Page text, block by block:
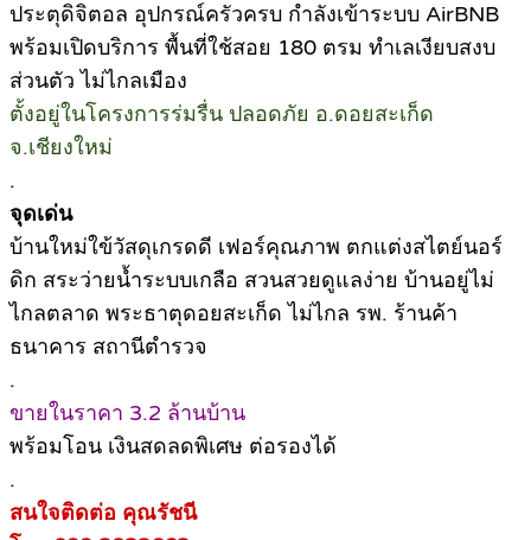
ประตุดิจิตอล อุปกรณ์ครัวครบ กำลังเข้าระบบ AirBNB
พร้อมเปิดบริการ พื้นที่ใช้สอย 180 ตรม ทำเลเงียบสงบ
ส่วนตัว ไม่ไกลเมือง
ตั้งอยู่ในโครงการร่มรื่น ปลอดภัย อ.ดอยสะเก็ด
จ.เชียงใหม่
.
จุดเด่น
บ้านใหม่ใข้วัสดุเกรดดี เฟอร์คุณภาพ ตกแต่งสไตย์นอร์
ดิก สระว่ายน้ำระบบเกลือ สวนสวยดูแลง่าย บ้านอยู่ไม่
ไกลตลาด พระธาตุดอยสะเก็ด ไม่ไกล รพ. ร้านค้า
ธนาคาร สถานีตำรวจ
.
ขายในราคา 3.2 ล้านบ้าน
พร้อมโอน เงินสดลดพิเศษ ต่อรองได้
.
สนใจติดต่อ คุณรัชนี